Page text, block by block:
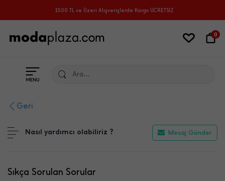
1500 TL ve Üzeri Alışverişlerde Kargo ÜCRETSİZ
0
Ara...
Geri
Nasıl yardımcı olabiliriz ? Mesaj Gönder
Sıkça Sorulan Sorular